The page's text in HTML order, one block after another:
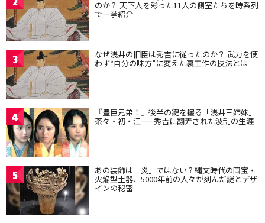
のか？ 天下人を彩った11人の側室たちを時系列
で一挙紹介
3 なぜ浅井の旧臣は秀吉に従ったのか？ 武力を使
わず“自分の味方”に変えた裏工作の技法とは
4 『豊臣兄弟！』後半の鍵を握る「浅井三姉妹」
茶々・初・江——秀吉に翻弄された波乱の生涯
5 あの装飾は「炎」ではない？縄文時代の国宝・
火焔型土器、5000年前の人々が刻んだ謎とデザ
インの秘密